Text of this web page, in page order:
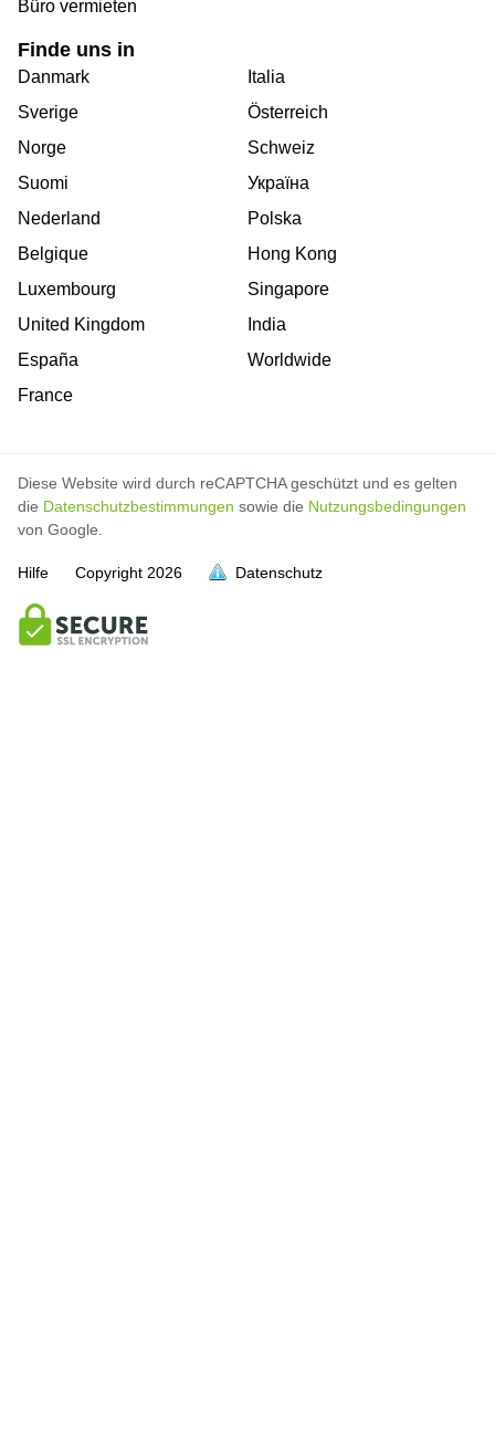
Büro vermieten
Finde uns in
Danmark
Sverige
Norge
Suomi
Nederland
Belgique
Luxembourg
United Kingdom
España
France
Italia
Österreich
Schweiz
Україна
Polska
Hong Kong
Singapore
India
Worldwide
Diese Website wird durch reCAPTCHA geschützt und es gelten
die Datenschutzbestimmungen sowie die Nutzungsbedingungen
von Google.
Hilfe Copyright 2026 Datenschutz